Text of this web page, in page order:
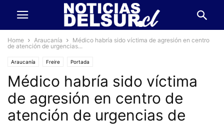
Home Araucanía
Médico habría sido víctima de agresión en centro
de atención de urgencias...
Araucanía Freire Portada
Médico habría sido víctima
de agresión en centro de
atención de urgencias de